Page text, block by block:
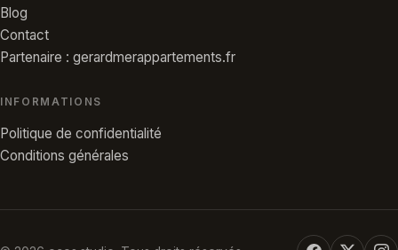
Blog
Contact
Partenaire : gerardmerappartements.fr
INFORMATIONS
Politique de confidentialité
Conditions générales